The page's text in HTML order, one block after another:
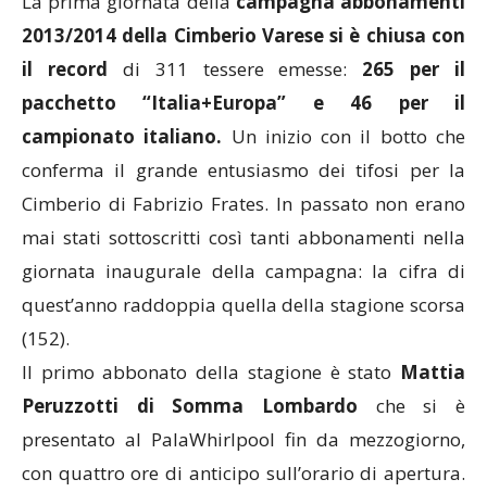
2013/2014 della Cimberio Varese si è chiusa con
il record di 311 tessere emesse: 265 per il
pacchetto “Italia+Europa” e 46 per il
campionato italiano. Un inizio con il botto che
conferma il grande entusiasmo dei tifosi per la
Cimberio di Fabrizio Frates. In passato non erano
mai stati sottoscritti così tanti abbonamenti nella
giornata inaugurale della campagna: la cifra di
quest’anno raddoppia quella della stagione scorsa
(152).
Il primo abbonato della stagione è stato Mattia
Peruzzotti di Somma Lombardo che si è
presentato al PalaWhirlpool fin da mezzogiorno,
con quattro ore di anticipo sull’orario di apertura.